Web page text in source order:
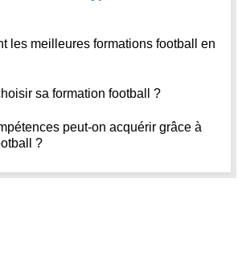
les meilleures formations football en
sa formation football ?
peut-on acquérir grâce à
?